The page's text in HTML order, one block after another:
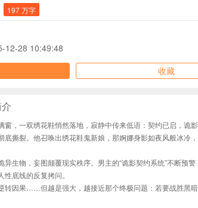
197 万字
12-28 10:49:48
收藏
，一双绣花鞋悄然落地，寂静中传来低语：契约已启，诡影
底撕裂。他召唤出绣花鞋鬼新娘，那婀娜身影如夜风般冰
生物，妄图颠覆现实秩序。男主的“诡影契约系统”不断
底线的反复拷问。
转因果……但越是强大，越接近那个终极问题：若要战胜黑